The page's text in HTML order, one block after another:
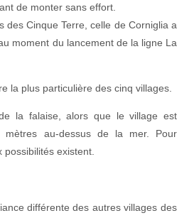
de monter sans effort.
des Cinque Terre, celle de Corniglia a
moment du lancement de la ligne La
la plus particulière des cinq villages.
la falaise, alors que le village est
au-dessus de la mer. Pour
possibilités existent.
différente des autres villages des